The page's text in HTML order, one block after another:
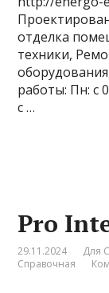
отделка
техники,
работы: Пн: с
с …
Pro
29.11.2024 Для
Справочная